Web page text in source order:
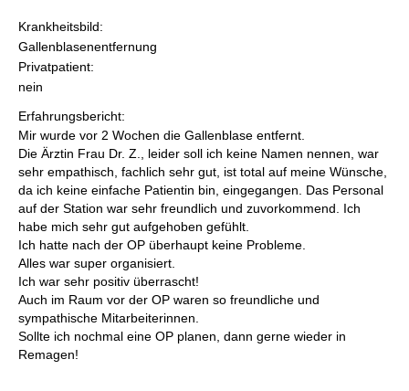
Krankheitsbild:
Gallenblasenentfernung
Privatpatient:
nein
Erfahrungsbericht:
Mir wurde vor 2 Wochen die Gallenblase entfernt.
Die Ärztin Frau Dr. Z., leider soll ich keine Namen nennen, war
sehr empathisch, fachlich sehr gut, ist total auf meine Wünsche,
da ich keine einfache Patientin bin, eingegangen. Das Personal
auf der Station war sehr freundlich und zuvorkommend. Ich
habe mich sehr gut aufgehoben gefühlt.
Ich hatte nach der OP überhaupt keine Probleme.
Alles war super organisiert.
Ich war sehr positiv überrascht!
Auch im Raum vor der OP waren so freundliche und
sympathische Mitarbeiterinnen.
Sollte ich nochmal eine OP planen, dann gerne wieder in
Remagen!